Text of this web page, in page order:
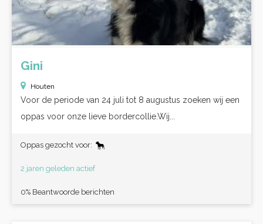
Gini
Houten
Voor de periode van 24 juli tot 8 augustus zoeken wij een
oppas voor onze lieve bordercollie.Wij...
Oppas gezocht voor:
2 jaren geleden actief
0% Beantwoorde berichten